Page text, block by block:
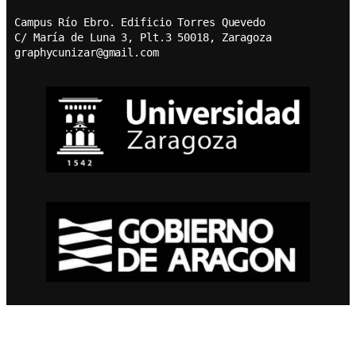
Campus Río Ebro. Edificio Torres Quevedo
C/ María de Luna 3, Plt.3 50018, Zaragoza
graphycunizar@gmail.com